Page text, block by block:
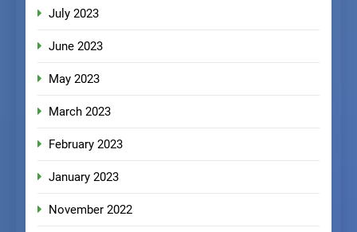
July 2023
June 2023
May 2023
March 2023
February 2023
January 2023
November 2022